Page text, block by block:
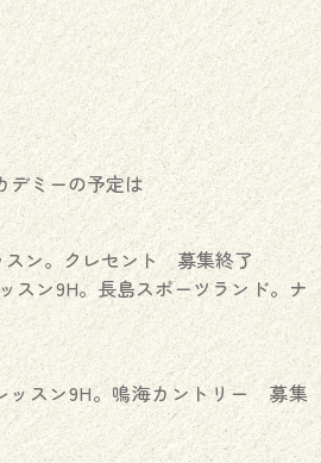
デミーの予定は
スン。クレセント 募集終了
スン9H。長島スポーツランド。ナ
ッスン9H。鳴海カントリー 募集